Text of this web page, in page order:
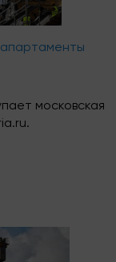
апартаменты
московская